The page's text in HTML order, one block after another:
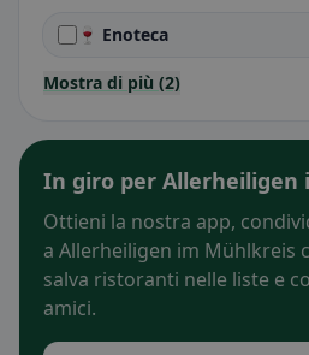
🍷 Enoteca
Mostra di più (2)
In giro per Allerheiligen
Ottieni la nostra app,
a Allerheiligen im Mühlkreis
salva ristoranti nelle liste e
amici.